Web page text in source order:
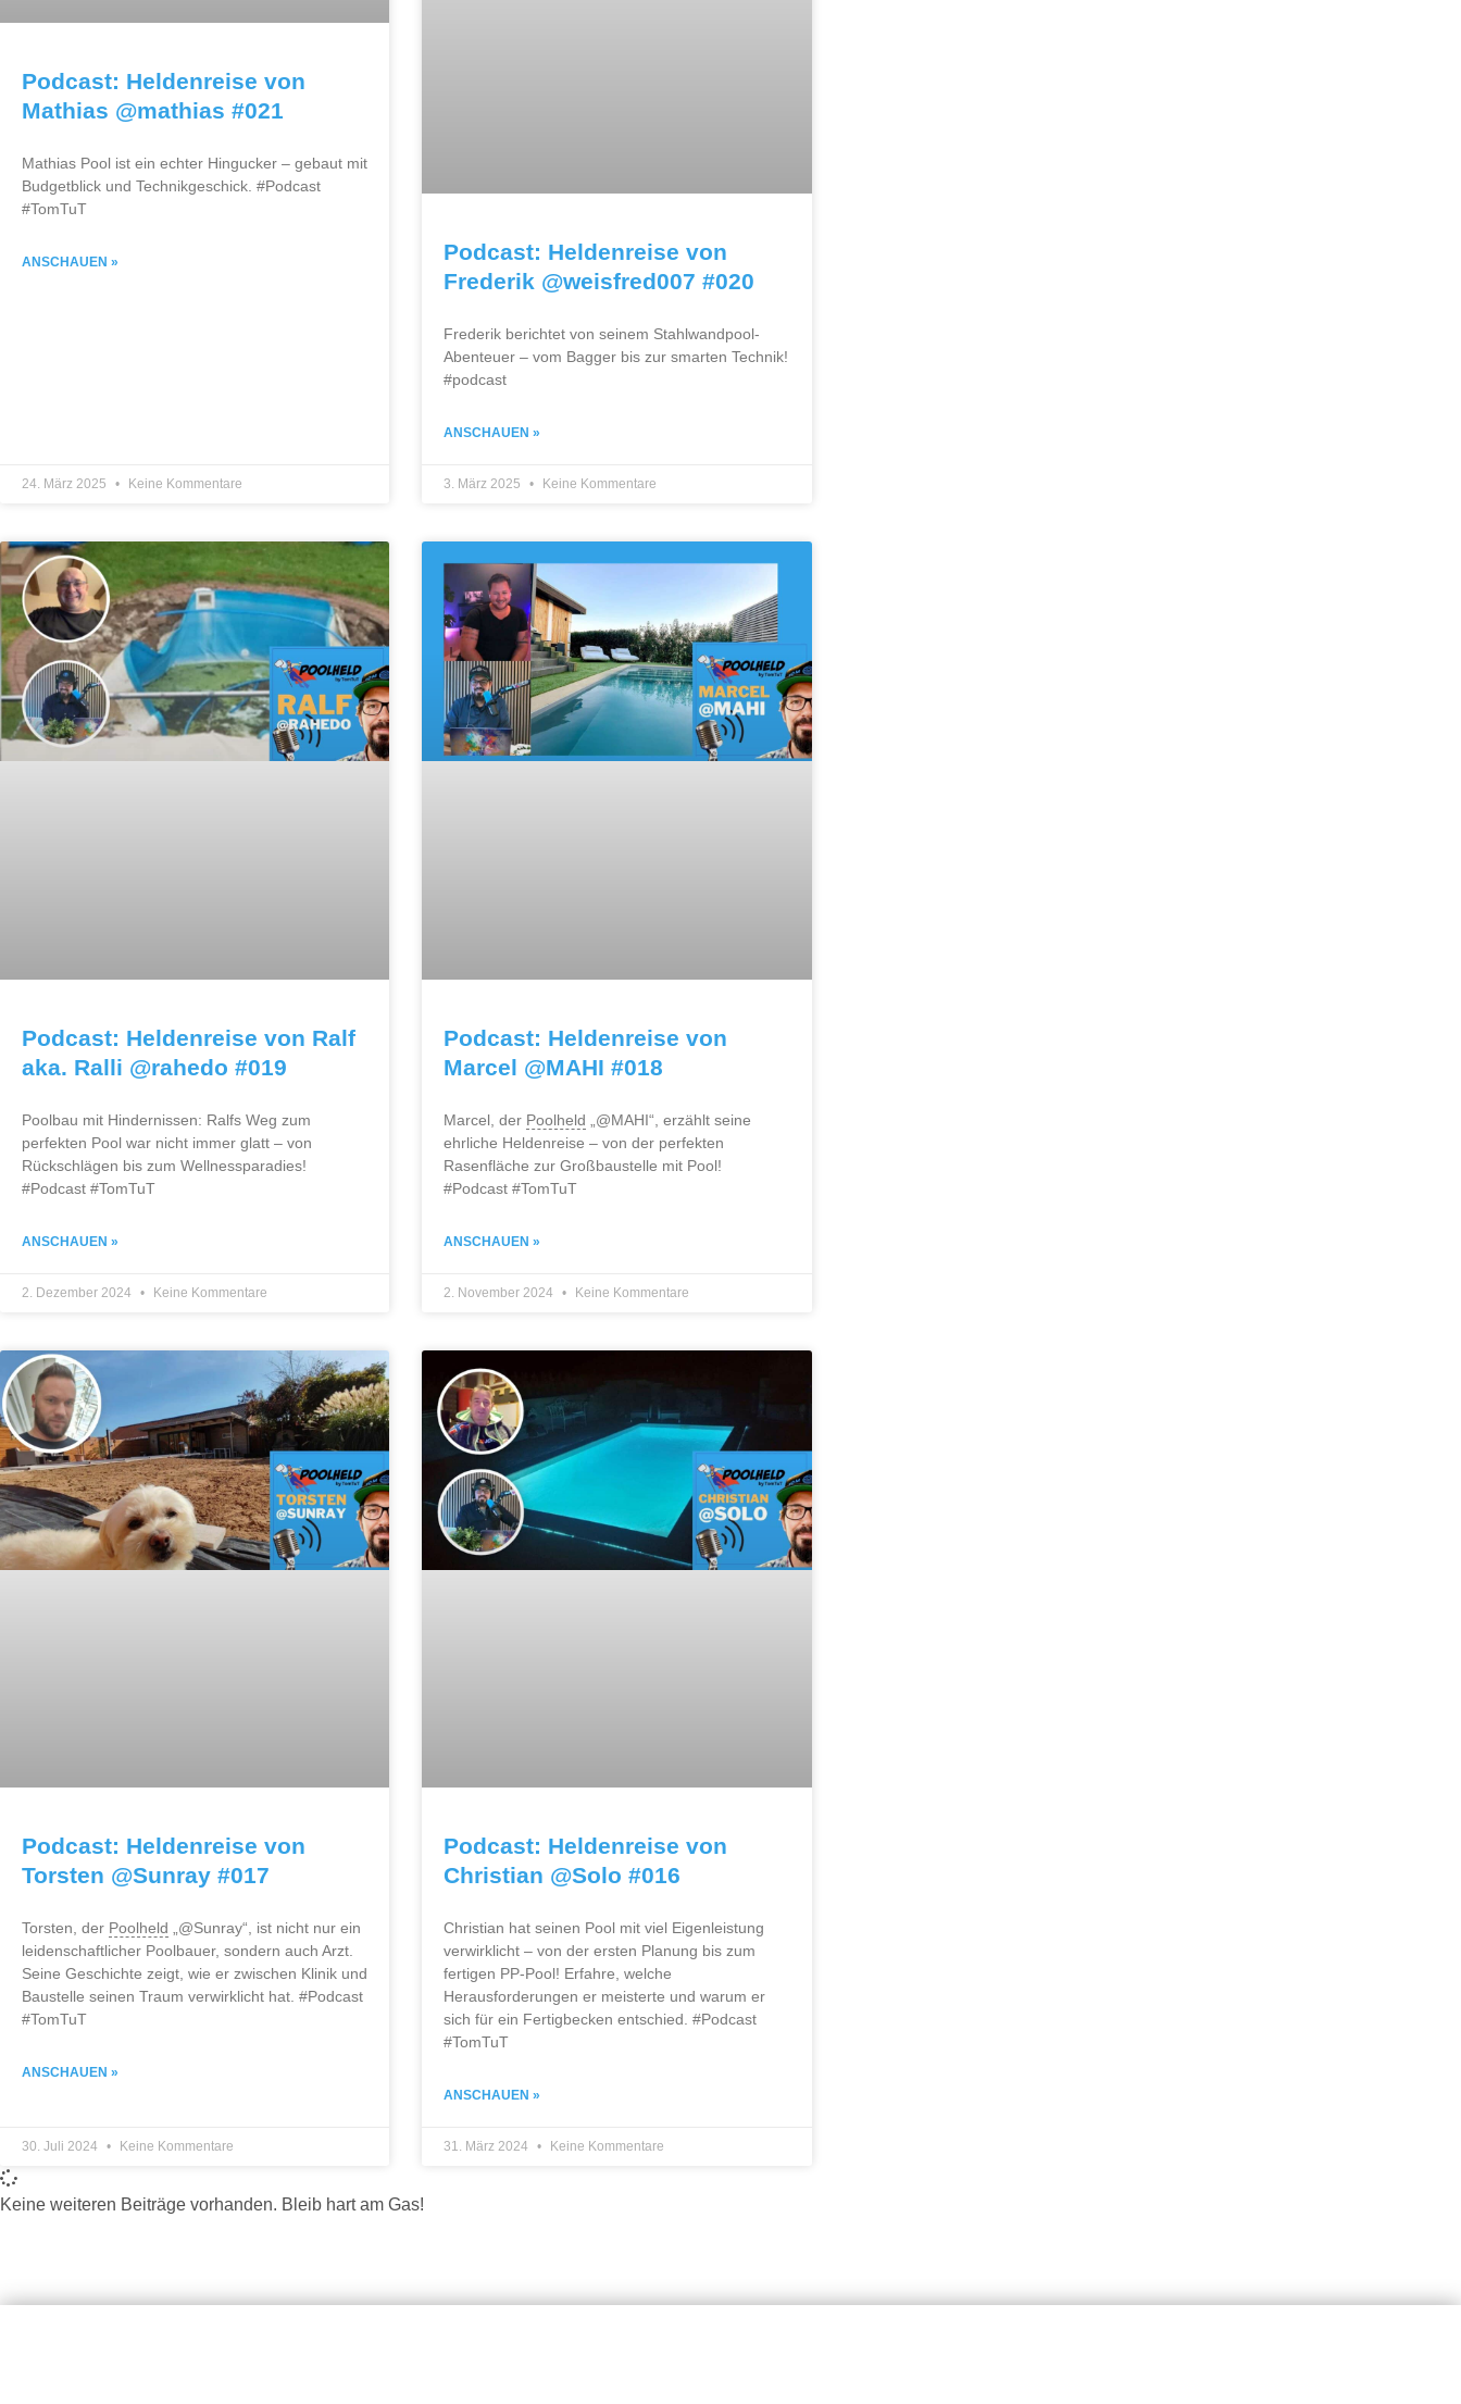
Podcast: Heldenreise von
Mathias @mathias #021
Mathias Pool ist ein echter Hingucker – gebaut mit
Budgetblick und Technikgeschick. #Podcast
#TomTuT
ANSCHAUEN »
24. März 2025 Keine Kommentare
Podcast: Heldenreise von
Frederik @weisfred007 #020
Frederik berichtet von seinem Stahlwandpool-
Abenteuer – vom Bagger bis zur smarten Technik!
#podcast
ANSCHAUEN »
3. März 2025 Keine Kommentare
Podcast: Heldenreise von Ralf
aka. Ralli @rahedo #019
Poolbau mit Hindernissen: Ralfs Weg zum
perfekten Pool war nicht immer glatt – von
Rückschlägen bis zum Wellnessparadies!
#Podcast #TomTuT
ANSCHAUEN »
2. Dezember 2024 Keine Kommentare
Podcast: Heldenreise von
Marcel @MAHI #018
Marcel, der Poolheld „@MAHI“, erzählt seine
ehrliche Heldenreise – von der perfekten
Rasenfläche zur Großbaustelle mit Pool!
#Podcast #TomTuT
ANSCHAUEN »
2. November 2024 Keine Kommentare
Podcast: Heldenreise von
Torsten @Sunray #017
Torsten, der Poolheld „@Sunray“, ist nicht nur ein
leidenschaftlicher Poolbauer, sondern auch Arzt.
Seine Geschichte zeigt, wie er zwischen Klinik und
Baustelle seinen Traum verwirklicht hat. #Podcast
#TomTuT
ANSCHAUEN »
30. Juli 2024 Keine Kommentare
Podcast: Heldenreise von
Christian @Solo #016
Christian hat seinen Pool mit viel Eigenleistung
verwirklicht – von der ersten Planung bis zum
fertigen PP-Pool! Erfahre, welche
Herausforderungen er meisterte und warum er
sich für ein Fertigbecken entschied. #Podcast
#TomTuT
ANSCHAUEN »
31. März 2024 Keine Kommentare
Keine weiteren Beiträge vorhanden. Bleib hart am Gas!